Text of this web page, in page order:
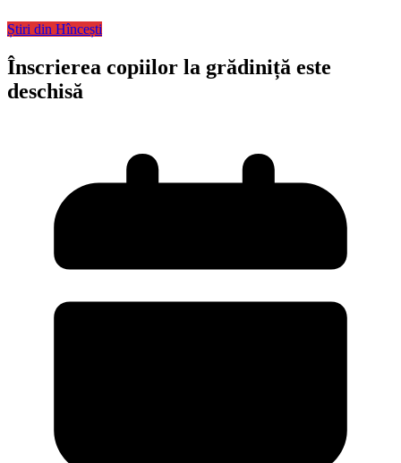
Știri din Hîncești
Înscrierea copiilor la grădiniță este
deschisă